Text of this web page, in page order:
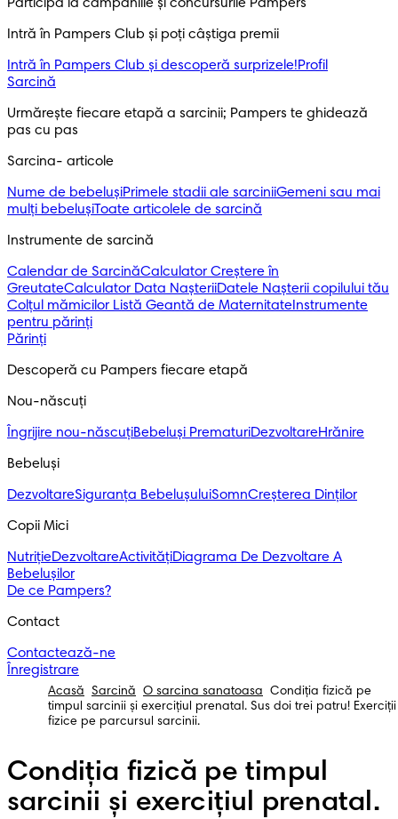
Participă la campaniile și concursurile Pampers
Intră în Pampers Club și poți câștiga premii
Intră în Pampers Club și descoperă surprizele!​Profil
Sarcină
Urmărește fiecare etapă a sarcinii; Pampers te ghidează
pas cu pas
Sarcina- articole
Nume de bebelușiPrimele stadii ale sarciniiGemeni sau mai
mulți bebelușiToate articolele de sarcină
Instrumente de sarcină
Calendar de SarcinăCalculator Creștere în
GreutateCalculator Data NașteriiDatele Nașterii copilului tău
Colțul mămicilor Listă Geantă de Maternitate Instrumente
pentru părinți
Părinți
Descoperă cu Pampers fiecare etapă
Nou-născuți
Îngrijire nou-născuțiBebeluși PrematuriDezvoltareHrănire
Bebeluși
DezvoltareSiguranța BebelușuluiSomnCreșterea Dinților
Copii Mici
NutrițieDezvoltareActivitățiDiagrama De Dezvoltare A
Bebelușilor
De ce Pampers?
Contact
Contactează-ne
Înregistrare
Acasă Sarcină O sarcina sanatoasa
Condiția fizică pe
timpul sarcinii și exercițiul prenatal. Sus doi trei patru! Exerciții
fizice pe parcursul sarcinii.
Condiția fizică pe timpul
sarcinii și exercițiul prenatal.